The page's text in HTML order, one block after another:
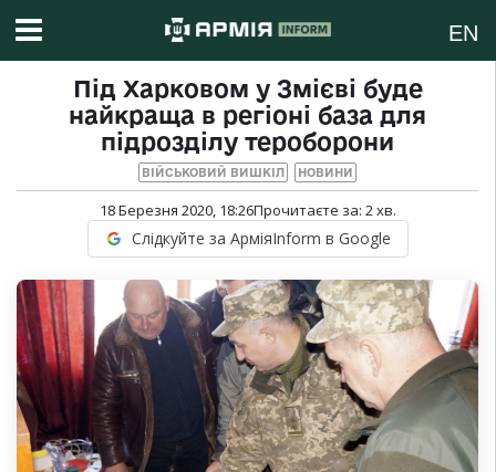
EN
Під Харковом у Змієві буде
найкраща в регіоні база для
підрозділу тероборони
ВІЙСЬКОВИЙ ВИШКІЛ НОВИНИ
18 Березня 2020, 18:26Прочитаєте за: 2хв.
Слідкуйте за АрміяInform в Google